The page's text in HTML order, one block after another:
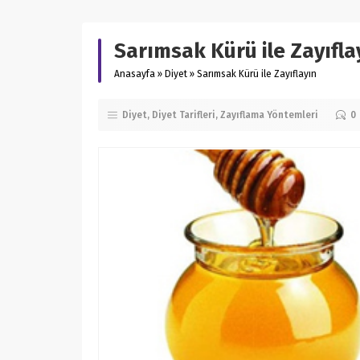
Sarımsak Kürü ile
Anasayfa » Diyet » Sarımsak Kürü ile Zayıflayın
Diyet Diyet Tarifleri Zayıflama Yöntemleri 0